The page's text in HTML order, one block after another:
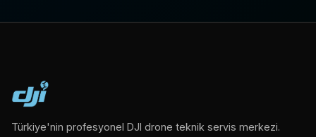
Türkiye'nin profesyonel DJI drone teknik servis merkezi.